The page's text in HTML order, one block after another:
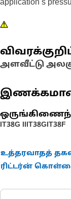
application’s
அளவீட்டு
IT38G IIIT38GIT38F
உத்தரவாதத்
ரிட்டர்ன்